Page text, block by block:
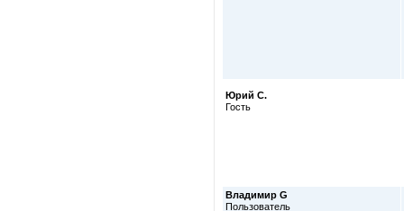
Юрий С.
Гость
Владимир G
Пользователь